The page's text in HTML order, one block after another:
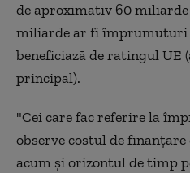
de aproximativ 60 miliarde
miliarde ar fi împrumuturi
beneficiază de ratingul UE
principal).
"Cei care fac referire la
observe costul de
acum şi orizontul de timp